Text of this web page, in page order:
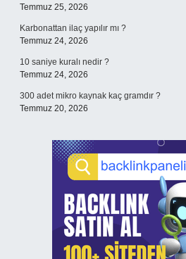
Temmuz 25, 2026
Karbonattan ilaç yapılır mı ?
Temmuz 24, 2026
10 saniye kuralı nedir ?
Temmuz 24, 2026
300 adet mikro kaynak kaç gramdır ?
Temmuz 20, 2026